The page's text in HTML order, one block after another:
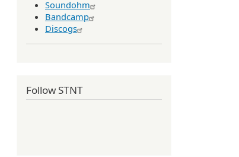
Soundohm
Bandcamp
Discogs
Follow STNT